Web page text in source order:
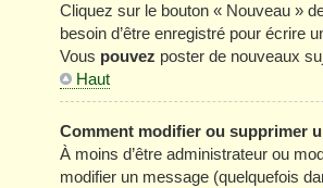
Cliquez sur le bouton « Nouveau »
besoin d’être enregistré pour écrire
Vous pouvez poster de nouveaux
Haut
Comment modifier ou supprimer
À moins d’être administrateur ou
modifier un message (quelquefois